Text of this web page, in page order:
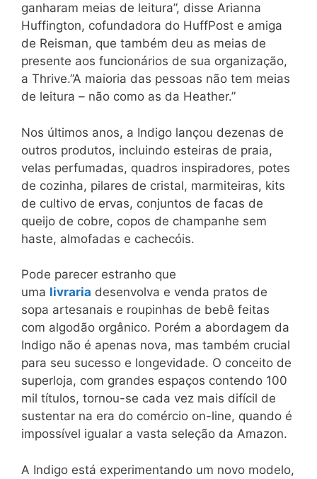
ganharam meias de leitura”, disse Arianna
Huffington, cofundadora do HuffPost e amiga
de Reisman, que também deu as meias de
presente aos funcionários de sua organização,
a Thrive.”A maioria das pessoas não tem meias
de leitura – não como as da Heather.”
Nos últimos anos, a Indigo lançou dezenas de
outros produtos, incluindo esteiras de praia,
velas perfumadas, quadros inspiradores, potes
de cozinha, pilares de cristal, marmiteiras, kits
de cultivo de ervas, conjuntos de facas de
queijo de cobre, copos de champanhe sem
haste, almofadas e cachecóis.
Pode parecer estranho que
uma livraria desenvolva e venda pratos de
sopa artesanais e roupinhas de bebê feitas
com algodão orgânico. Porém a abordagem da
Indigo não é apenas nova, mas também crucial
para seu sucesso e longevidade. O conceito de
superloja, com grandes espaços contendo 100
mil títulos, tornou-se cada vez mais difícil de
sustentar na era do comércio on-line, quando é
impossível igualar a vasta seleção da Amazon.
A Indigo está experimentando um novo modelo,